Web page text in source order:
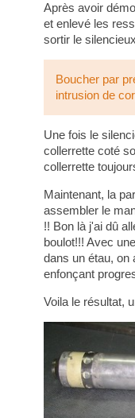
Après avoir
et enlevé les
sortir le
Boucher par
intrusion de
Une fois le
collerrette coté
collerrette
Maintenant, la
assembler le
!! Bon là j'ai dû
boulot!!! Avec
dans un étau, on
enfonçant
Voila le résultat,